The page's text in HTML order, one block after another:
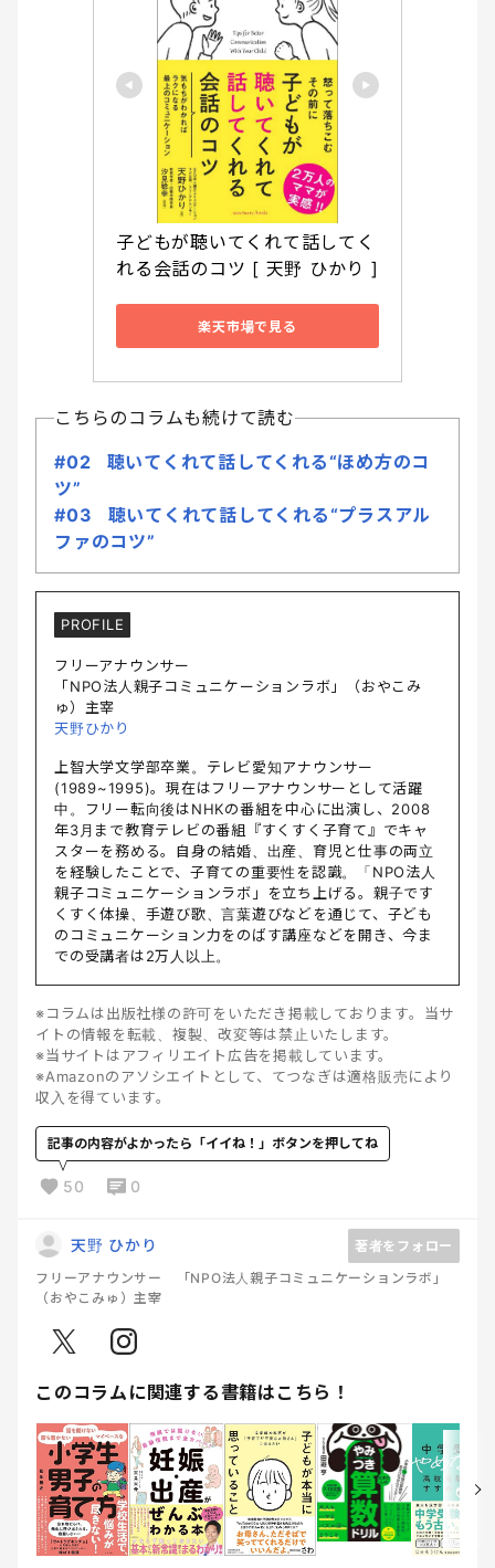
子どもが聴いてくれて話してく
れる会話のコツ [ 天野 ひかり ]
楽天市場で見る
こちらのコラムも続けて読む
#02 聴いてくれて話してくれる“ほめ方のコ
ツ”
#03 聴いてくれて話してくれる“プラスアル
ファのコツ”
PROFILE
フリーアナウンサー
「NPO法人親子コミュニケーションラボ」（おやこみ
ゅ）主宰
天野ひかり
上智大学文学部卒業。テレビ愛知アナウンサー
(1989~1995)。現在はフリーアナウンサーとして活躍
中。フリー転向後はNHKの番組を中心に出演し、2008
年3月まで教育テレビの番組『すくすく子育て』でキャ
スターを務める。自身の結婚、出産、育児と仕事の両立
を経験したことで、子育ての重要性を認識。「NPO法人
親子コミュニケーションラボ」を立ち上げる。親子です
くすく体操、手遊び歌、言葉遊びなどを通じて、子ども
のコミュニケーション力をのばす講座などを開き、今ま
での受講者は2万人以上。
※コラムは出版社様の許可をいただき掲載しております。当サ
イトの情報を転載、複製、改変等は禁止いたします。
※当サイトはアフィリエイト広告を掲載しています。
※Amazonのアソシエイトとして、てつなぎは適格販売により
収入を得ています。
記事の内容がよかったら「イイね！」ボタンを押してね
50 0
天野 ひかり
著者をフォロー
フリーアナウンサー 「NPO法人親子コミュニケーションラボ」
（おやこみゅ）主宰
このコラムに関連する書籍はこちら！